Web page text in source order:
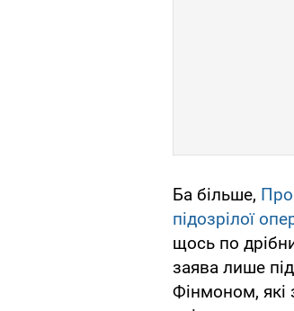
Ба більше,
підозрілої
щось по
заява лише
Фінмоном, які